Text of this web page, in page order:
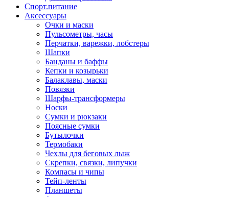
Спорт.питание
Аксессуары
Очки и маски
Пульсометры, часы
Перчатки, варежки, лобстеры
Шапки
Банданы и баффы
Кепки и козырьки
Балаклавы, маски
Повязки
Шарфы-трансформеры
Носки
Сумки и рюкзаки
Поясные сумки
Бутылочки
Термобаки
Чехлы для беговых лыж
Скрепки, связки, липучки
Компасы и чипы
Тейп-ленты
Планшеты